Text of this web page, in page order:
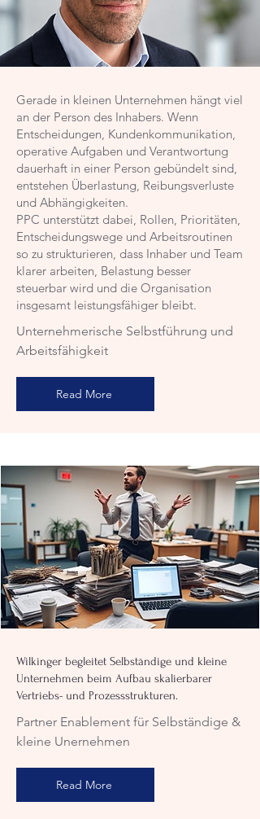
Gerade in kleinen Unternehmen hängt viel
an der Person des Inhabers. Wenn
Entscheidungen, Kundenkommunikation,
operative Aufgaben und Verantwortung
dauerhaft in einer Person gebündelt sind,
entstehen Überlastung, Reibungsverluste
und Abhängigkeiten.
PPC unterstützt dabei, Rollen, Prioritäten,
Entscheidungswege und Arbeitsroutinen
so zu strukturieren, dass Inhaber und Team
klarer arbeiten, Belastung besser
steuerbar wird und die Organisation
insgesamt leistungsfähiger bleibt.
Unternehmerische Selbstführung und
Arbeitsfähigkeit
Read More
Wilkinger begleitet Selbständige und kleine
Unternehmen beim Aufbau skalierbarer
Vertriebs- und Prozessstrukturen.
Partner Enablement für Selbständige &
kleine Unernehmen
Read More